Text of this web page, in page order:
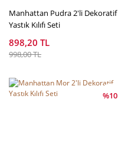
Manhattan Pudra 2'li Dekoratif
Yastık Kılıfı Seti
898,20 TL
998,00 TL
%10